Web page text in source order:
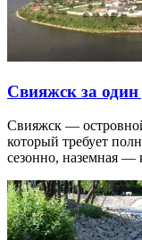
Свияжск за
Свияжск —
который требует
сезонно, наземная